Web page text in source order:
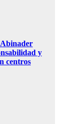
y
centros